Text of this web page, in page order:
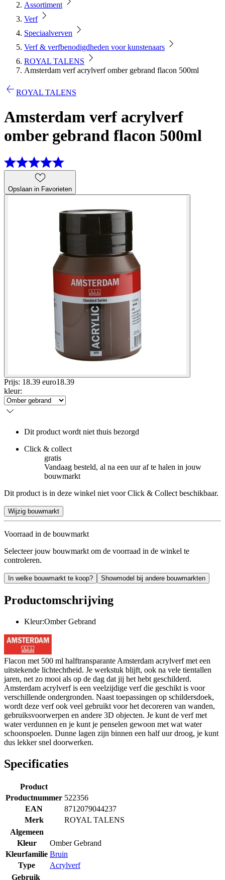
Assortiment
Verf
Speciaalverven
Verf & verfbenodigdheden voor kunstenaars
ROYAL TALENS
Amsterdam verf acrylverf omber gebrand flacon 500ml
ROYAL TALENS
Amsterdam verf acrylverf
omber gebrand flacon 500ml
Opslaan in Favorieten
Prijs: 18.39 euro18.39
kleur:
Dit product wordt niet thuis bezorgd
Click & collect
gratis
Vandaag besteld, al na een uur af te halen in jouw
bouwmarkt
Dit product is in deze winkel niet voor Click & Collect beschikbaar.
Wijzig bouwmarkt
Voorraad in de bouwmarkt
Selecteer jouw bouwmarkt om de voorraad in de winkel te
controleren.
In welke bouwmarkt te koop? Showmodel bij andere bouwmarkten
Productomschrijving
Kleur:Omber Gebrand
Flacon met 500 ml halftransparante Amsterdam acrylverf met een
uitstekende lichtechtheid. Je werkstuk blijft, ook na vele tientallen
jaren, net zo mooi als op de dag dat jij het hebt geschilderd.
Amsterdam acrylverf is een veelzijdige verf die geschikt is voor
verschillende ondergronden. Naast toepassingen op schildersdoek,
wordt deze verf ook veel gebruikt voor het decoreren van wanden,
gebruiksvoorwerpen en andere 3D objecten. Je kunt de verf met
water verdunnen en je kunt je penselen gewoon met wat water
schoonspoelen. Dunne lagen zijn binnen een half uur droog, je kunt
dus lekker snel doorwerken.
Specificaties
Product
Productnummer 522356
EAN
8712079044237
Merk
ROYAL TALENS
Algemeen
Kleur
Omber Gebrand
Kleurfamilie Bruin
Type
Acrylverf
Gebruik